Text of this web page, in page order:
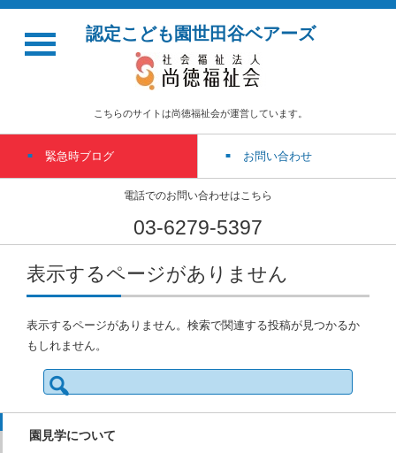
認定こども園世田谷ベアーズ
こちらのサイトは尚徳福祉会が運営しています。
緊急時ブログ お問い合わせ
電話でのお問い合わせはこちら
03-6279-5397
表示するページがありません
表示するページがありません。検索で関連する投稿が見つかるか
もしれません。
検
索:
園見学について